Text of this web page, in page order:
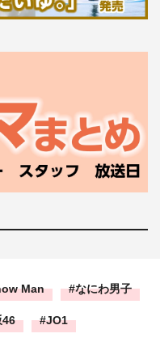
Man なにわ男子
46 JO1